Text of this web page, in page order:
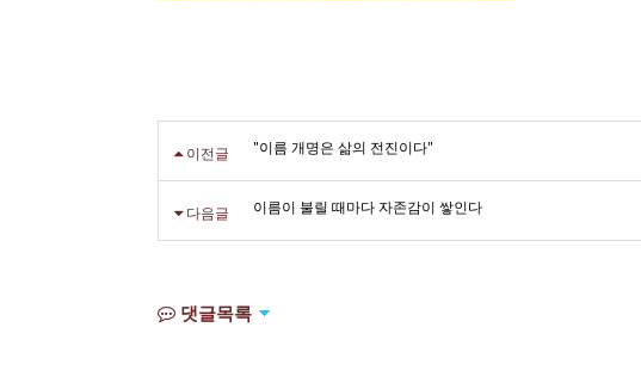
이전글 "이름 개명은 삶의 전진이다"
다음글 이름이 불릴 때마다 자존감이 쌓인다
댓글목록